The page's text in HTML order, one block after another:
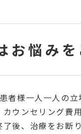
お悩み
者様一人一人の
カウンセリング費
後、治療をお断